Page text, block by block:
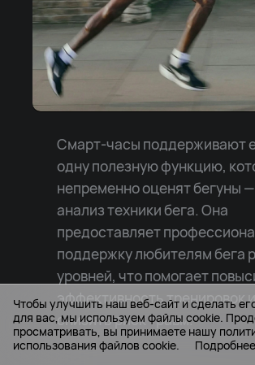
Чтобы улучшить наш веб-сайт и сделать
для вас, мы используем файлы cookie.
просматривать, вы принимаете нашу
использования файлов cookie.
Подробнее
Смарт-часы поддерживают
одну полезную функцию,
непременно оценят бегуны —
анализ техники бега. Она
предоставляет
поддержку любителям бега
уровней, что помогает
эффективность тренировок и
снизить риск травм.